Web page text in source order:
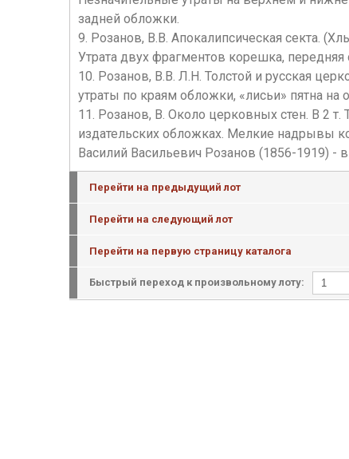
задней обложки.
9. Розанов, В.В. Апокалипсическая секта.
Утрата двух фрагментов корешка,
10. Розанов, В.В. Л.Н. Толстой и русская
утраты по краям обложки, «лисьи» пятна на
11. Розанов, В. Около церковных стен. В 2 т.
издательских обложках. Мелкие надрывы
Василий Васильевич Розанов (1856-1919) -
Перейти на предыдущий лот
Перейти на следующий лот
Перейти на первую страницу каталога
Быстрый переход к произвольному лоту: